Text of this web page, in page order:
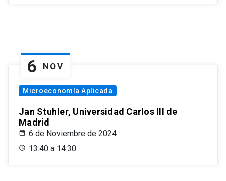
6 NOV
Microeconomía Aplicada
Jan Stuhler, Universidad Carlos III de
Madrid
6 de Noviembre de 2024
13:40 a 14:30